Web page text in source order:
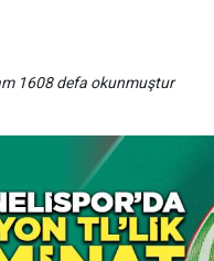
1608 defa okunmuştur